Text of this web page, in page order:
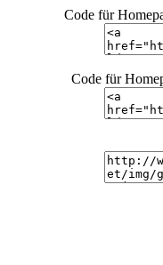
Code für
Code für